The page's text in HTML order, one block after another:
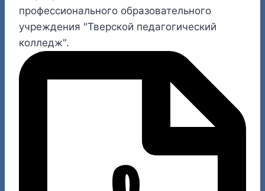
профессионального образовательного
учреждения "Тверской педагогический
колледж".